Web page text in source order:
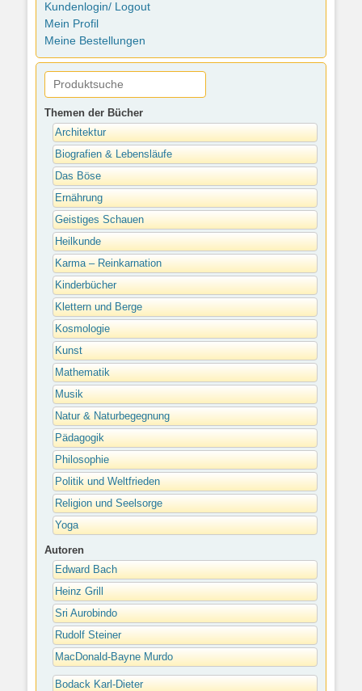
Kundenlogin/ Logout
Mein Profil
Meine Bestellungen
Themen der Bücher
Architektur
Biografien & Lebensläufe
Das Böse
Ernährung
Geistiges Schauen
Heilkunde
Karma – Reinkarnation
Kinderbücher
Klettern und Berge
Kosmologie
Kunst
Mathematik
Musik
Natur & Naturbegegnung
Pädagogik
Philosophie
Politik und Weltfrieden
Religion und Seelsorge
Yoga
Autoren
Edward Bach
Heinz Grill
Sri Aurobindo
Rudolf Steiner
MacDonald-Bayne Murdo
Bodack Karl-Dieter